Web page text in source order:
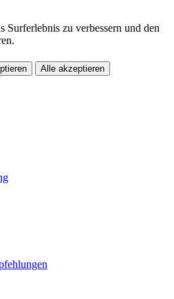
Surferlebnis zu verbessern und den
Alle akzeptieren